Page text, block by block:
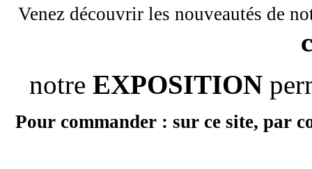
Venez découvrir les nouveautés de
notre EXPOSITION
Pour commander : sur ce site, par